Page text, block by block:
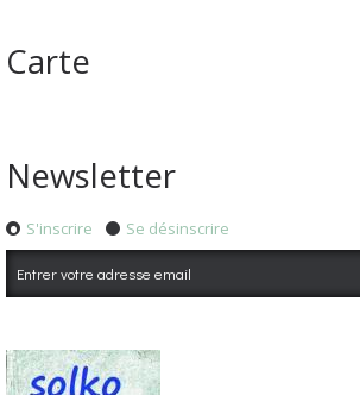
Carte
Newsletter
S'inscrire Se désinscrire